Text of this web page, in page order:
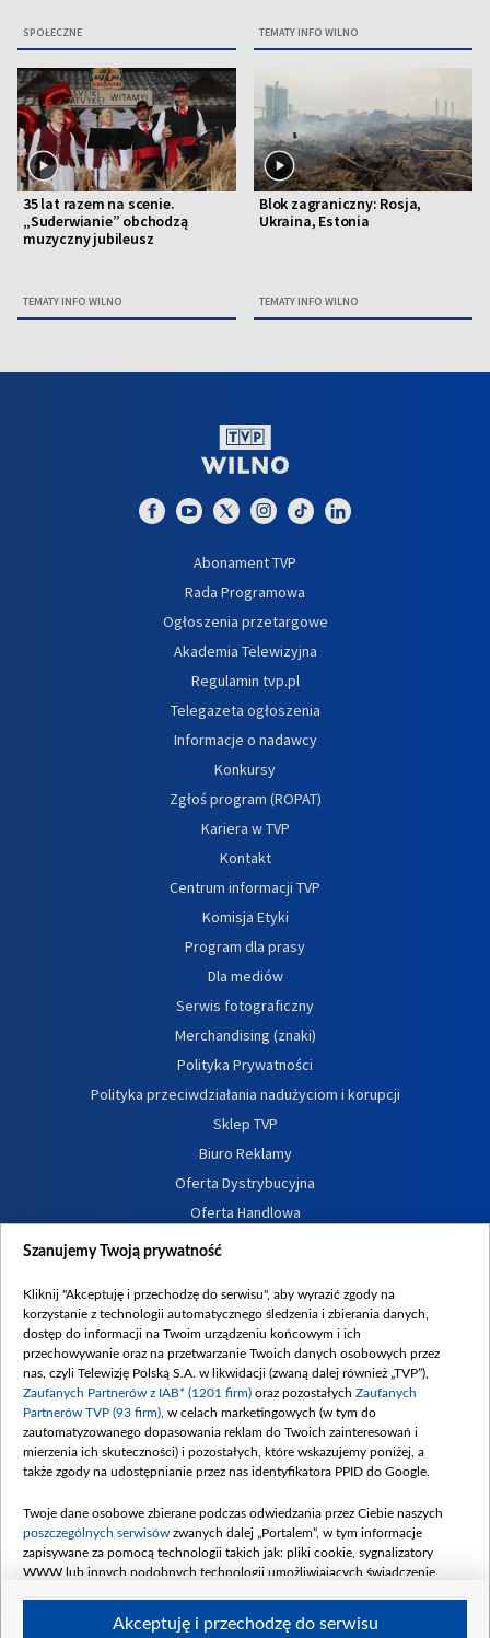
SPOŁECZNE TEMATY INFO WILNO
35 lat razem na scenie.
„Suderwianie” obchodzą
muzyczny jubileusz
TEMATY INFO WILNO
Blok zagraniczny: Rosja,
Ukraina, Estonia
TEMATY INFO WILNO
Abonament TVP
Rada Programowa
Ogłoszenia przetargowe
Akademia Telewizyjna
Regulamin tvp.pl
Telegazeta ogłoszenia
Informacje o nadawcy
Konkursy
Zgłoś program (ROPAT)
Kariera w TVP
Kontakt
Centrum informacji TVP
Komisja Etyki
Program dla prasy
Dla mediów
Serwis fotograficzny
Merchandising (znaki)
Polityka Prywatności
Polityka przeciwdziałania nadużyciom i korupcji
Sklep TVP
Biuro Reklamy
Oferta Dystrybucyjna
Oferta Handlowa
Dostępność
Procedura zgłoszeń wewnętrznych
Szanujemy Twoją prywatność
Kliknij "Akceptuję i przechodzę do serwisu", aby wyrazić zgody na
korzystanie z technologii automatycznego śledzenia i zbierania danych,
dostęp do informacji na Twoim urządzeniu końcowym i ich
przechowywanie oraz na przetwarzanie Twoich danych osobowych przez
nas, czyli Telewizję Polską S.A. w likwidacji (zwaną dalej również „TVP”),
Zaufanych Partnerów z IAB* (1201 firm) oraz pozostałych Zaufanych
Partnerów TVP (93 firm) , w celach marketingowych (w tym do
zautomatyzowanego dopasowania reklam do Twoich zainteresowań i
mierzenia ich skuteczności) i pozostałych, które wskazujemy poniżej, a
także zgody na udostępnianie przez nas identyfikatora PPID do Google.
Twoje dane osobowe zbierane podczas odwiedzania przez Ciebie naszych
poszczególnych serwisów zwanych dalej „Portalem”, w tym informacje
zapisywane za pomocą technologii takich jak: pliki cookie, sygnalizatory
WWW lub innych podobnych technologii umożliwiających świadczenie
Akceptuję i przechodzę do serwisu